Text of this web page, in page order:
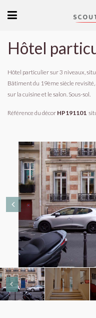
Hôtel particulier sur 3 niveaux,
Bâtiment du 19ème siècle
sur la cuisine et le salon. Sous-sol.
Référence du décor HP191101